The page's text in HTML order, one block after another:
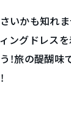
いかも知れ
ングドレス
！旅の醍醐